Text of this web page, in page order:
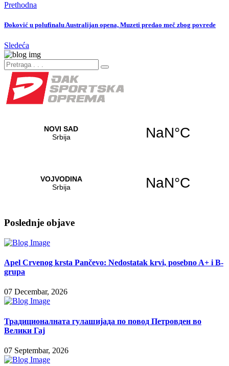
Prethodna
Đoković u polufinalu Australijan opena, Muzeti predao meč zbog povrede
Sledeća
Poslednje objave
Apel Crvenog krsta Pančevo: Nedostatak krvi, posebno A+ i B-
grupa
07 Decembar, 2026
Традиционалната гулашијада по повод Петровден во
Велики Гај
07 Septembar, 2026